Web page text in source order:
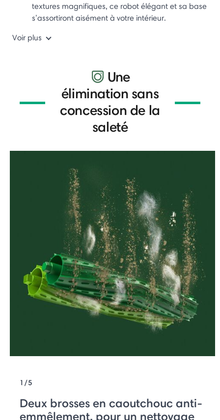
textures magnifiques, ce robot élégant et sa base
s’assortiront aisément à votre intérieur.
Voir plus
Une
élimination sans
concession de la
saleté
1/5
Deux brosses en caoutchouc anti-
emmêlement, pour un nettoyage